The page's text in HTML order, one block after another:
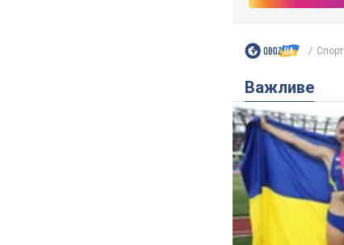
Спорт
Важливе